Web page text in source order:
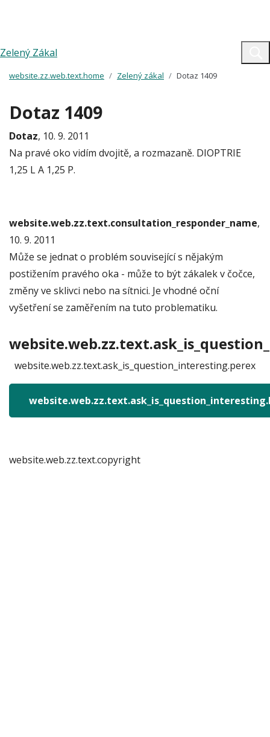
Zelený Zákal
website.zz.web.text.home Zelený zákal Dotaz 1409
Dotaz 1409
Dotaz, 10. 9. 2011
Na pravé oko vidím dvojitě, a rozmazaně. DIOPTRIE
1,25 L A 1,25 P.
website.web.zz.text.consultation_responder_name,
10. 9. 2011
Může se jednat o problém související s nějakým
postižením pravého oka - může to být zákalek v čočce,
změny ve sklivci nebo na sítnici. Je vhodné oční
vyšetření se zaměřením na tuto problematiku.
website.web.zz.text.ask_is_question_interesting.perex
website.web.zz.text.copyright